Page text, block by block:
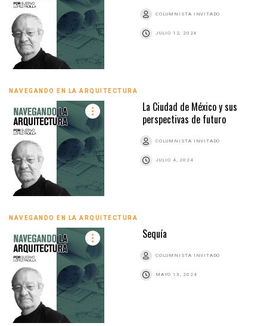
COLUMNISTA INVITADO
JULIO 12, 2024
NAVEGANDO EN LA ARQUITECTURA
La Ciudad de México y sus
perspectivas de futuro
COLUMNISTA INVITADO
JULIO 4, 2024
NAVEGANDO EN LA ARQUITECTURA
Sequía
COLUMNISTA INVITADO
MAYO 13, 2024